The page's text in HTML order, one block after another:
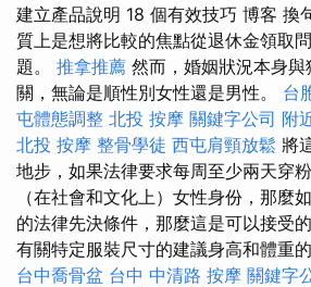
建立產品說明 18 個有效技巧 博客 換
質上是想將比較的焦點從退休金領取
題。 推拿推薦 然而，婚姻狀況本身
關，無論是順性別女性還是男性。 台
屯體態調整 北投 按摩 關鍵字公司 附
北投 按摩 整骨學徒 西屯肩頸放鬆 將
地步，如果法律要求每周至少兩天穿
（在社會和文化上）女性身份，那麼
的法律先決條件，那麼這是可以接受
有關特定服裝尺寸的建議身高和體重
台中喬骨盆 台中 中清路 按摩 關鍵字